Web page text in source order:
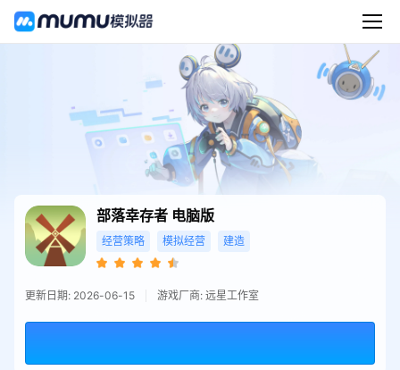
部落幸存者 电脑版
经营策略 模拟经营 建造
更新日期: 2026-06-15 游戏厂商: 远星工作室